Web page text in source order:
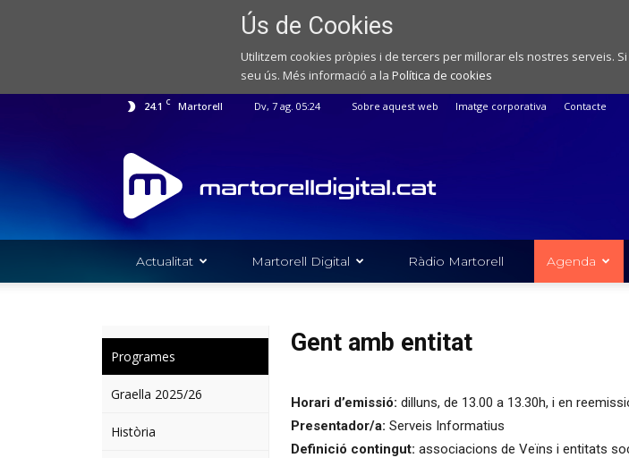
Ús de Cookies
Utilitzem cookies pròpies i de tercers per millorar els nostres serveis.
seu ús. Més informació a la Política de cookies
24.1 C Martorell Dv, 7 ag. 05:24 Sobre aquest web Imatge corporativa Contacte
Web
de
notícies
l'Ajuntament
de
Actualitat Martorell Digital Ràdio Martorell Agenda
Programes
Graella 2025/26
Història
Gent amb entitat
Horari d’emissió: dilluns, de 13.00 a 13.30h, i en
Presentador/a: Serveis Informatius
Definició contingut: associacions de Veïns i entitats